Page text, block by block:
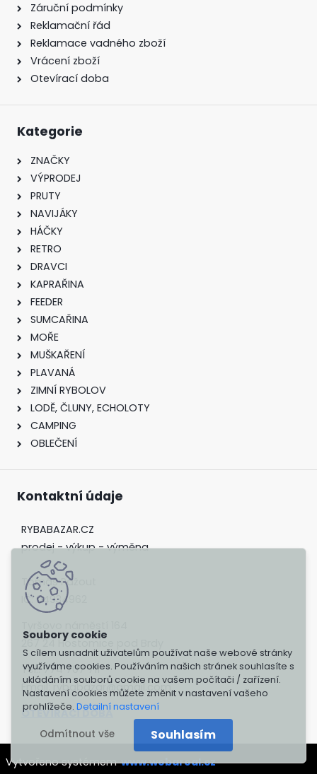
S cílem usnadnit uživatelům používat naše webové stránky
využíváme cookies. Používáním našich stránek souhlasíte s
ukládáním souborů cookie na vašem počítači / zařízení.
Nastavení cookies můžete změnit v nastavení vašeho
prohlížeče. Detailní nastavení
Odmítnout vše Souhlasím
Záruční podmínky
Reklamační řád
Reklamace vadného zboží
Vrácení zboží
Otevírací doba
Kategorie
ZNAČKY
VÝPRODEJ
PRUTY
NAVIJÁKY
HÁČKY
RETRO
DRAVCI
KAPRAŘINA
FEEDER
SUMCAŘINA
MOŘE
MUŠKAŘENÍ
PLAVANÁ
ZIMNÍ RYBOLOV
LODĚ, ČLUNY, ECHOLOTY
CAMPING
OBLEČENÍ
Kontaktní údaje
RYBABAZAR.CZ
prodej - výkup - výměna
Tomáš Pažout
IČ: 04934962
267 24 Hostomice pod Brdy
Tel.: 774 707 711
Email: rybabazar@gmail.com
OTEVÍRACÍ DOBA
Vytvořeno systémemwww.webareal.cz